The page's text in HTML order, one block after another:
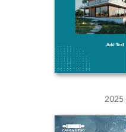
2025